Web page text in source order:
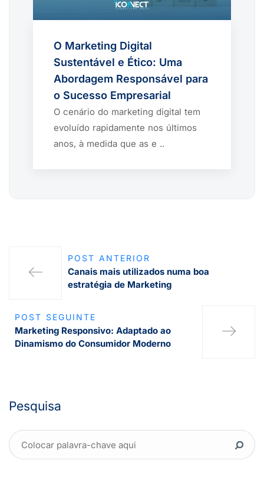
O Marketing Digital
Sustentável e Ético: Uma
Abordagem Responsável para
o Sucesso Empresarial
O cenário do marketing digital tem
evoluído rapidamente nos últimos
anos, à medida que as e ..
POST ANTERIOR
Canais mais utilizados numa boa
estratégia de Marketing
POST SEGUINTE
Marketing Responsivo: Adaptado ao
Dinamismo do Consumidor Moderno
Pesquisa